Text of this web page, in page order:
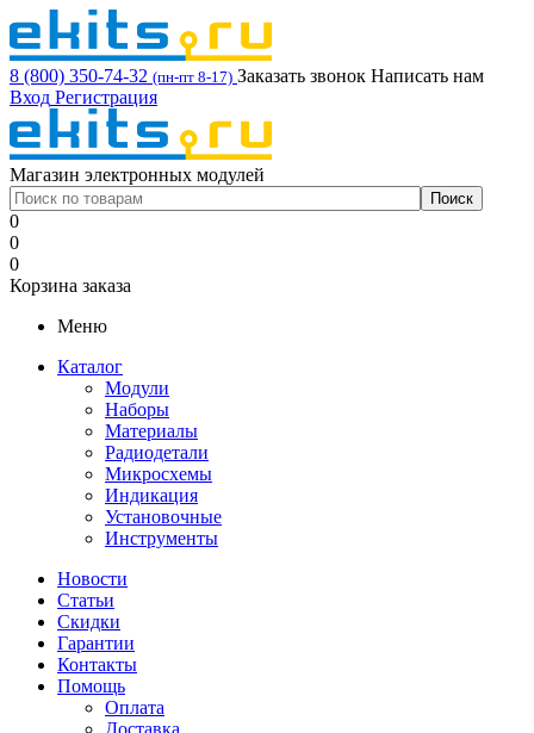
8 (800) 350-74-32 (пн-пт 8-17) Заказать звонок Написать нам
Вход Регистрация
Магазин электронных модулей
0
0
0
Корзина заказа
Меню
Каталог
Модули
Наборы
Материалы
Радиодетали
Микросхемы
Индикация
Установочные
Инструменты
Новости
Статьи
Скидки
Гарантии
Контакты
Помощь
Оплата
Доставка